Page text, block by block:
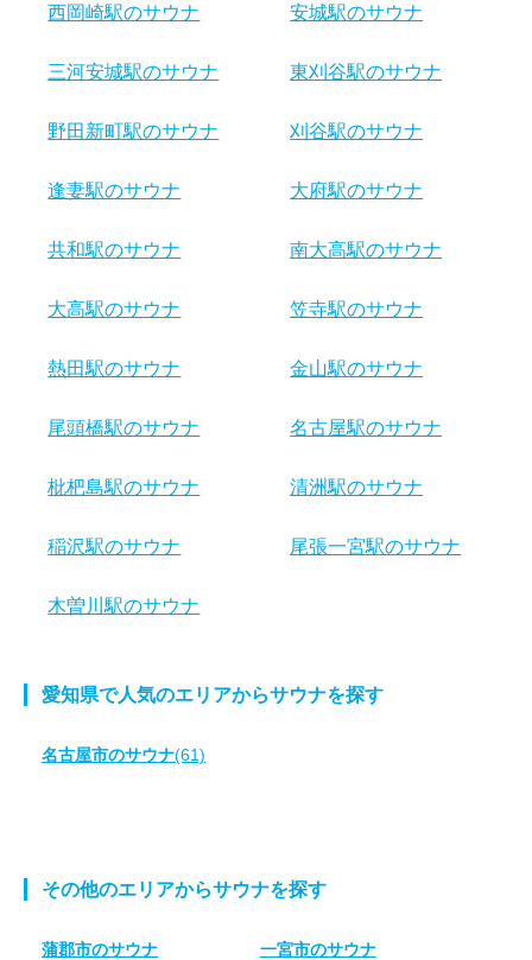
西岡崎駅のサウナ 安城駅のサウナ
三河安城駅のサウナ 東刈谷駅のサウナ
野田新町駅のサウナ 刈谷駅のサウナ
逢妻駅のサウナ 大府駅のサウナ
共和駅のサウナ 南大高駅のサウナ
大高駅のサウナ 笠寺駅のサウナ
熱田駅のサウナ 金山駅のサウナ
尾頭橋駅のサウナ 名古屋駅のサウナ
枇杷島駅のサウナ 清洲駅のサウナ
稲沢駅のサウナ 尾張一宮駅のサウナ
木曽川駅のサウナ
愛知県で人気のエリアからサウナを探す
名古屋市のサウナ(61)
その他のエリアからサウナを探す
蒲郡市のサウナ 一宮市のサウナ